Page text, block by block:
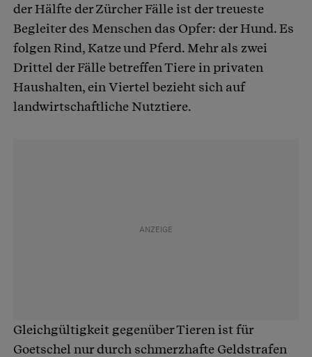
der Hälfte der Zürcher Fälle ist der treueste
Begleiter des Menschen das Opfer: der Hund. Es
folgen Rind, Katze und Pferd. Mehr als zwei
Drittel der Fälle betreffen Tiere in privaten
Haushalten, ein Viertel bezieht sich auf
landwirtschaftliche Nutztiere.
Gleichgültigkeit gegenüber Tieren ist für
Goetschel nur durch schmerzhafte Geldstrafen